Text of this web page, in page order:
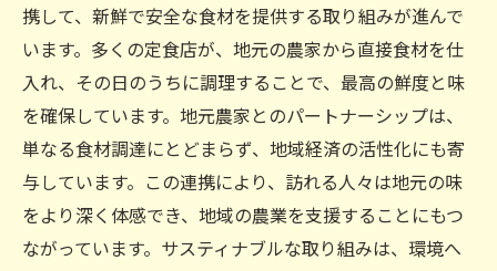
携して、新鮮で安全な食材を提供する取り組みが進んで
います。多くの定食店が、地元の農家から直接食材を仕
入れ、その日のうちに調理することで、最高の鮮度と味
を確保しています。地元農家とのパートナーシップは、
単なる食材調達にとどまらず、地域経済の活性化にも寄
与しています。この連携により、訪れる人々は地元の味
をより深く体感でき、地域の農業を支援することにもつ
ながっています。サスティナブルな取り組みは、環境へ